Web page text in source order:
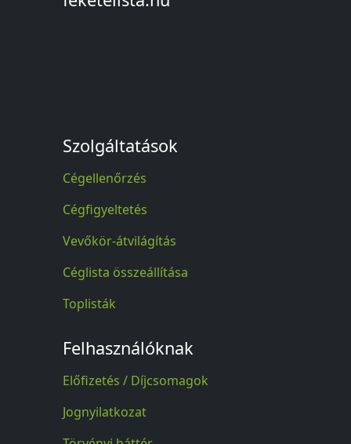
Szolgáltatások
Cégellenőrzés
Cégfigyeltetés
Vevőkör-átvilágítás
Céglista összeállítása
Toplisták
Felhasználóknak
Előfizetés / Díjcsomagok
Jognyilatkozat